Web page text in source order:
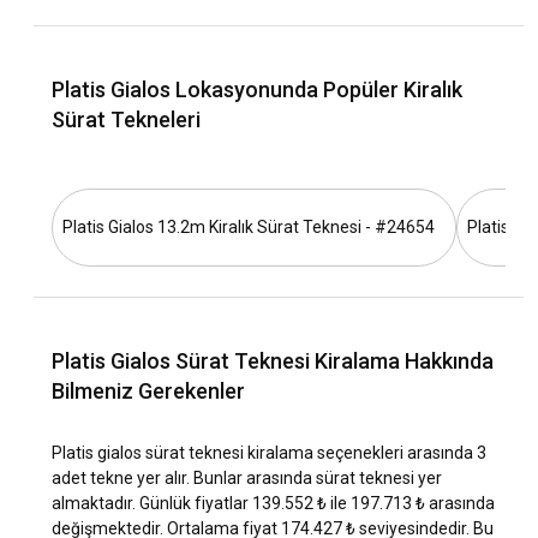
kiralayarak Platis Gialos'un güzelliklerini keşfetmek hem
Platis Gialos lokasyonunda hava ve seyir koşulları
Platis Gialos'ta yaz ayları sıcak ve kuru geçerken, kış ayları
ılımandır. Yaz aylarında rüzgarlar öğleden sonra esmeye
başlar. Seyir koşulları genellikle güvenli ve konfordur. Rüzgar,
dalga ve hava durumu hakkında güncel bilgiler için yerel
Platis Gialos lokasyonunun tarihi ve kültürü nasıl
keşfedilir?
yansıtır. Mykonos'un tipik tarzını ve tarihini merak
ediyorsanız, yakındaki Chora köyünü ziyaret edebilirsiniz.
Ayrıca, yerel mutfakta deniz ürünlerinin yanı sıra tipik Yunan
yemeklerini de tatmanız önerilir.
Platis Gialos Lokasyonunda Popüler Kiralık
Sürat Tekneleri
Platis Gialos 13.2m Kiralık Sürat Teknesi - #24654 Platis
Platis Gialos Sürat Teknesi Kiralama Hakkında
Bilmeniz Gerekenler
Platis gialos sürat teknesi kiralama seçenekleri arasında 3
adet tekne yer alır. Bunlar arasında sürat teknesi yer
almaktadır. Günlük fiyatlar 139.552 ₺ ile 197.713 ₺ arasında
değişmektedir. Ortalama fiyat 174.427 ₺ seviyesindedir. Bu